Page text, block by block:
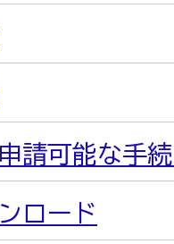
請可能な手
ロード